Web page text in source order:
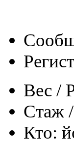
Вес /
Стаж
Кто: